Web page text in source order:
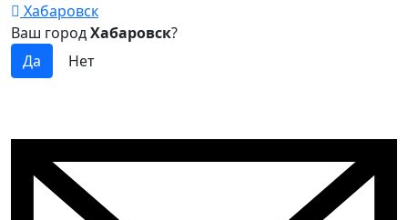
Хабаровск
Ваш городХабаровск?